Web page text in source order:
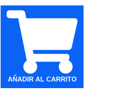
AÑADIR AL CARRITO